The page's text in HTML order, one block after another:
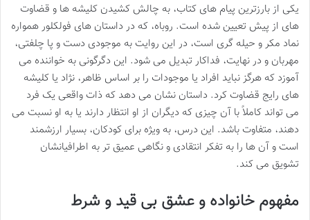
یکی از بارزترین پیام های کتاب، به چالش کشیدن کلیشه ها و قضاوت
های از پیش تعیین شده است. روباه، که در داستان های فولکلور همواره
نماد مکر و حیله گری است، در این روایت به موجودی دست و پا چلفتی،
مهربان و در نهایت، فداکار تبدیل می شود. این دگرگونی به خواننده می
آموزد که هرگز نباید افراد یا موجودات را بر اساس ظاهر، نژاد یا کلیشه
های رایج قضاوت کرد. داستان نشان می دهد که ذات واقعی یک فرد
می تواند کاملاً با آن چیزی که دیگران از او انتظار دارند یا به او نسبت می
دهند، متفاوت باشد. این درس، به ویژه برای کودکان، بسیار ارزشمند
است و آن ها را به تفکر انتقادی و نگاهی عمیق تر به اطرافیانشان
تشویق می کند.
مفهوم خانواده و عشق بی قید و شرط